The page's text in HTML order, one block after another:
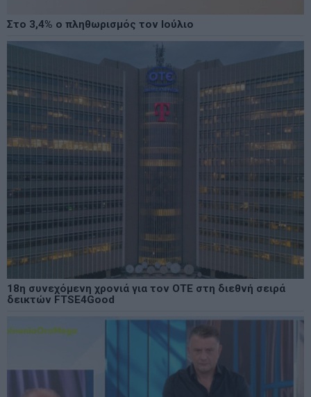
Στο 3,4% ο πληθωρισμός τον Ιούλιο
18η συνεχόμενη χρονιά για τον ΟΤΕ στη διεθνή σειρά
δεικτών FTSE4Good